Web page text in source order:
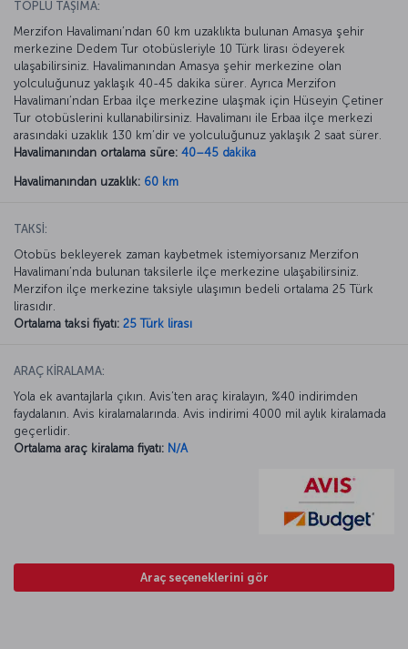
TOPLU TAŞIMA:
Merzifon Havalimanı’ndan 60 km uzaklıkta bulunan Amasya şehir
merkezine Dedem Tur otobüsleriyle 10 Türk lirası ödeyerek
ulaşabilirsiniz. Havalimanından Amasya şehir merkezine olan
yolculuğunuz yaklaşık 40-45 dakika sürer. Ayrıca Merzifon
Havalimanı’ndan Erbaa ilçe merkezine ulaşmak için Hüseyin Çetiner
Tur otobüslerini kullanabilirsiniz. Havalimanı ile Erbaa ilçe merkezi
arasındaki uzaklık 130 km’dir ve yolculuğunuz yaklaşık 2 saat sürer.
Havalimanından ortalama süre: 40–45 dakika
Havalimanından uzaklık: 60 km
TAKSİ:
Otobüs bekleyerek zaman kaybetmek istemiyorsanız Merzifon
Havalimanı’nda bulunan taksilerle ilçe merkezine ulaşabilirsiniz.
Merzifon ilçe merkezine taksiyle ulaşımın bedeli ortalama 25 Türk
lirasıdır.
Ortalama taksi fiyatı: 25 Türk lirası
ARAÇ KİRALAMA:
Yola ek avantajlarla çıkın. Avis’ten araç kiralayın, %40 indirimden
faydalanın. Avis kiralamalarında. Avis indirimi 4000 mil aylık kiralamada
geçerlidir.
Ortalama araç kiralama fiyatı: N/A
Araç seçeneklerini gör